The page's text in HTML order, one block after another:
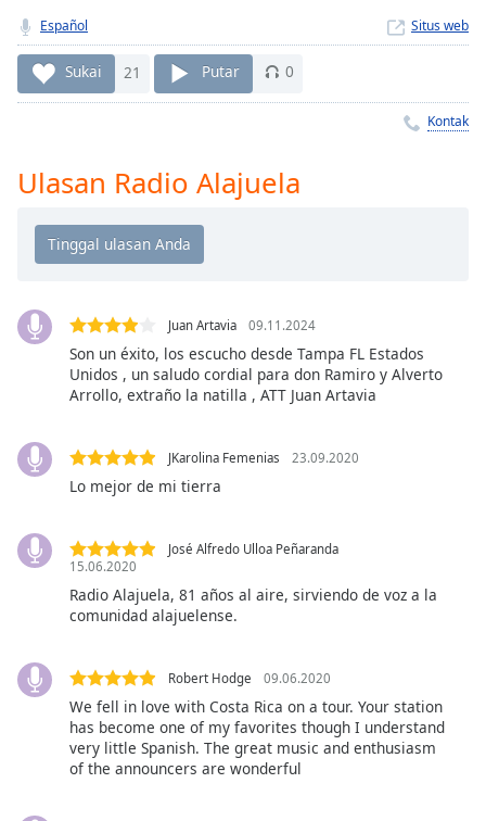
Chapters
Chapters
off,
Subtitles
settings
opens
subtitles
settings
dialog
off
,
selected
Track
This
Español Situs web
Sukai 21 Putar 0
Kontak
Ulasan Radio Alajuela
Juan Artavia 09.11.2024
Son un éxito, los escucho desde Tampa FL Estados
Unidos , un saludo cordial para don Ramiro y Alverto
Arrollo, extraño la natilla , ATT Juan Artavia
JKarolina Femenias 23.09.2020
Lo mejor de mi tierra
José Alfredo Ulloa Peñaranda
15.06.2020
Radio Alajuela, 81 años al aire, sirviendo de voz a la
comunidad alajuelense.
Robert Hodge 09.06.2020
We fell in love with Costa Rica on a tour. Your station
has become one of my favorites though I understand
very little Spanish. The great music and enthusiasm
of the announcers are wonderful